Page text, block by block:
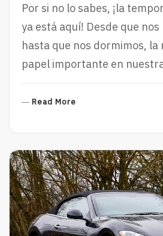
Por si no lo sabes, ¡la
ya está aquí! Desde que
hasta que nos dormimos, la
papel importante en
Read More
M
O
R
E